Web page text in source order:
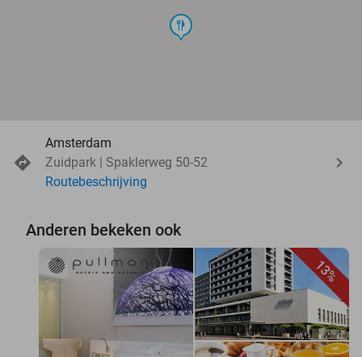
food
Amsterdam
Zuidpark | Spaklerweg 50-52
Routebeschrijving
Anderen bekeken ook
13%